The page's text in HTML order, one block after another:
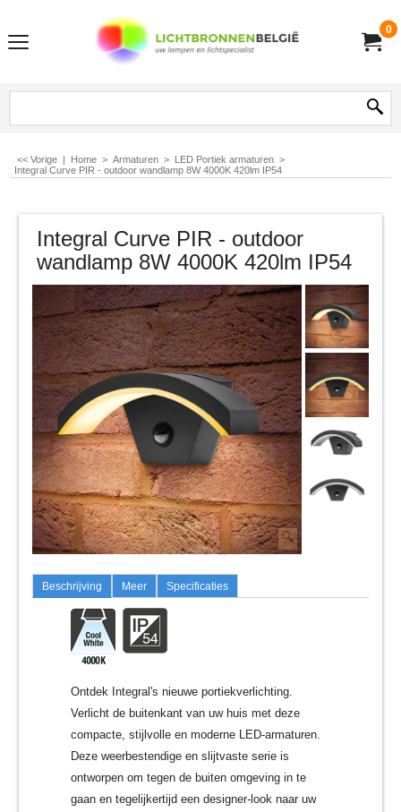
0
<< Vorige | Home > Armaturen > LED Portiek armaturen >
Integral Curve PIR - outdoor wandlamp 8W 4000K 420lm IP54
Integral Curve PIR - outdoor
wandlamp 8W 4000K 420lm IP54
Beschrijving Meer Specificaties
Ontdek Integral's nieuwe portiekverlichting.
Verlicht de buitenkant van uw huis met deze
compacte, stijlvolle en moderne LED-armaturen.
Deze weerbestendige en slijtvaste serie is
ontworpen om tegen de buiten omgeving in te
gaan en tegelijkertijd een designer-look naar uw